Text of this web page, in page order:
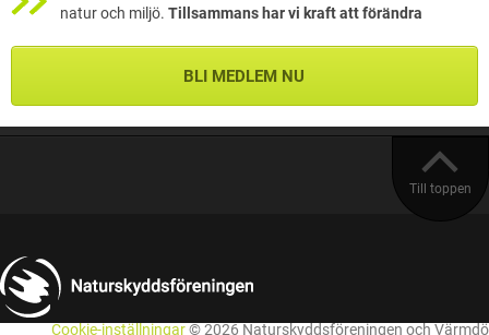
natur och miljö. Tillsammans har vi kraft att förändra
BLI MEDLEM NU
Till toppen
Cookie-inställningar© 2026 Naturskyddsföreningen och Värmdö